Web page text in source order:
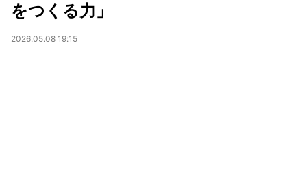
をつくる力」
2026.05.08 19:15